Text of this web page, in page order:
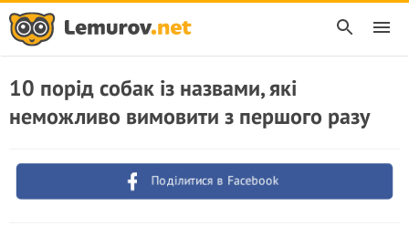
10 порід собак із назвами, які
неможливо вимовити з першого разу
Поділитися в Facebook